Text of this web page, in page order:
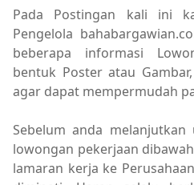
Pada Postingan kali ini
Pengelola
beberapa informasi
bentuk Poster atau
agar dapat mempermudah
Sebelum anda
lowongan pekerjaan
lamaran kerja ke